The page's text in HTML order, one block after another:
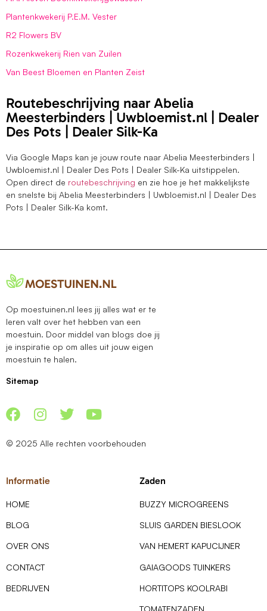
Plantenkwekerij P.E.M. Vester
R2 Flowers BV
Rozenkwekerij Rien van Zuilen
Van Beest Bloemen en Planten Zeist
Routebeschrijving naar Abelia
Meesterbinders | Uwbloemist.nl | Dealer
Des Pots | Dealer Silk-Ka
Via Google Maps kan je jouw route naar Abelia Meesterbinders |
Uwbloemist.nl | Dealer Des Pots | Dealer Silk-Ka uitstippelen.
Open direct de routebeschrijving en zie hoe je het makkelijkste
en snelste bij Abelia Meesterbinders | Uwbloemist.nl | Dealer Des
Pots | Dealer Silk-Ka komt.
Op moestuinen.nl lees jij alles wat er te
leren valt over het hebben van een
moestuin. Door middel van blogs doe jij
je inspiratie op om alles uit jouw eigen
moestuin te halen.
Sitemap
© 2025 Alle rechten voorbehouden
Informatie
HOME
BLOG
OVER ONS
CONTACT
BEDRIJVEN
Zaden
BUZZY MICROGREENS
SLUIS GARDEN BIESLOOK
VAN HEMERT KAPUCIJNER
GAIAGOODS TUINKERS
HORTITOPS KOOLRABI